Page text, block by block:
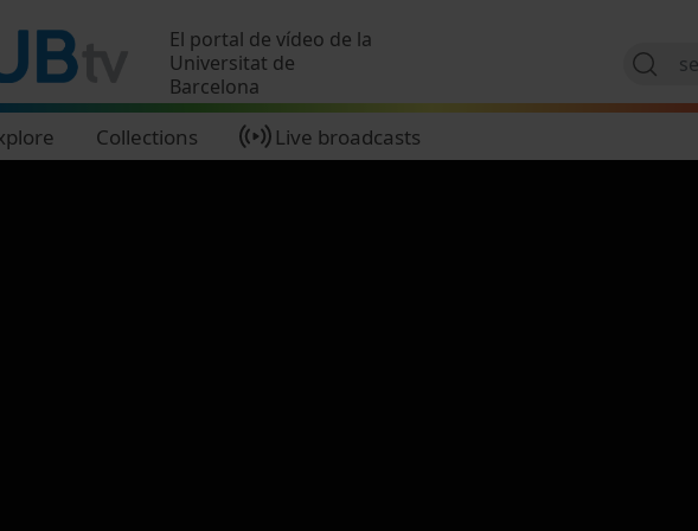
El portal de vídeo de la
Universitat de
Barcelona
Collections Live broadcasts